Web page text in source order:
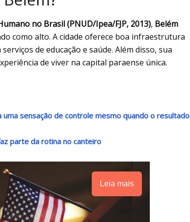
no Brasil (PNUD/Ipea/FJP, 2013), Belém
como alto. A cidade oferece boa infraestrutura
de educação e saúde. Além disso, sua
de viver na capital paraense única.
sensação de controle mesmo quando o resultado
parte da rotina no canteiro
Leia mais